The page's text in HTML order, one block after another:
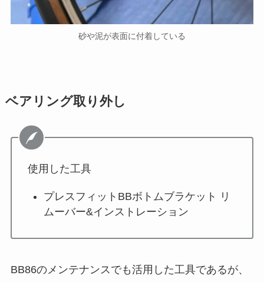
砂や泥が表面に付着している
ベアリング取り外し
使用した工具
プレスフィットBBボトムブラケット リ
ムーバー&インストレーション
BB86のメンテナンスでも活用した工具であるが、